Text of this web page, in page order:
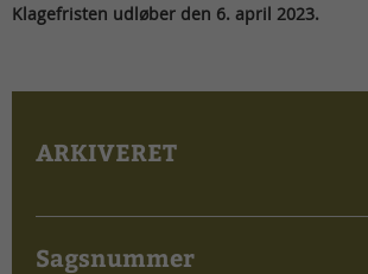
Klagefristen udløber den 6. april 2023.
ARKIVERET
Sagsnummer